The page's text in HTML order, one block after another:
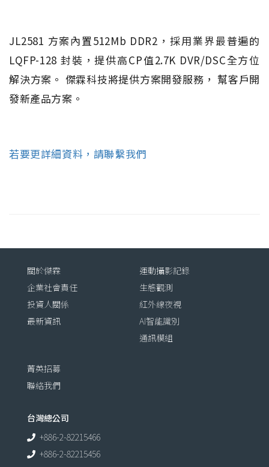
JL2581 方案內置512Mb DDR2，採用業界最普遍的
LQFP-128 封裝，提供高CP值2.7K DVR/DSC全方位
解決方案。 傑霖科技將提供方案開發服務， 幫客戶開
發新產品方案。
若要更詳細資料，請聯繫我們
關於傑霖
企業社會責任
投資人關係
最新資訊
運動攝影記錄
生態觀測
紅外線夜視
AI智能識別
通訊模組
菁英招募
聯絡我們
台灣總公司
+886-2-82215466
+886-2-82215456